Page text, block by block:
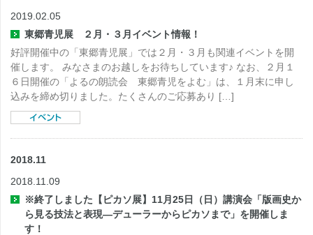
2019.02.05
東郷青児展 ２月・３月イベント情報！
好評開催中の「東郷青児展」では２月・３月も関連イベントを開
催します。 みなさまのお越しをお待ちしています♪ なお、２月１
６日開催の「よるの朗読会 東郷青児をよむ」は、１月末に申し
込みを締め切りました。たくさんのご応募あり […]
2018.11
2018.11.09
※終了しました【ピカソ展】11月25日（日）講演会「版画史か
ら見る技法と表現―デューラーからピカソまで」を開催しま
す！